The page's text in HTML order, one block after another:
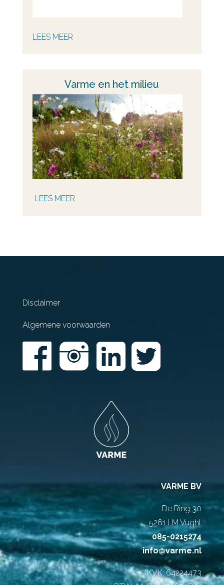
LEES MEER
Varme en het milieu
LEES MEER
Disclaimer
Algemene voorwaarden
VARME BV
De Ring 30
5261 LM Vught
085-0215274
info@varme.nl
KVK: 64224473